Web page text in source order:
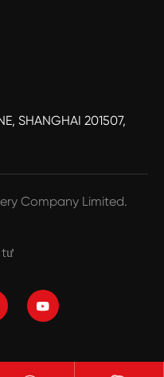
SHANGHAI 201507,
Company Limited.
tư
